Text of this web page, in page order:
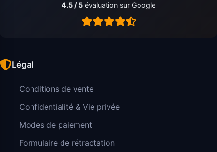
4.5 / 5 évaluation sur Google
Légal
Conditions de vente
Confidentialité & Vie privée
Modes de paiement
Formulaire de rétractation